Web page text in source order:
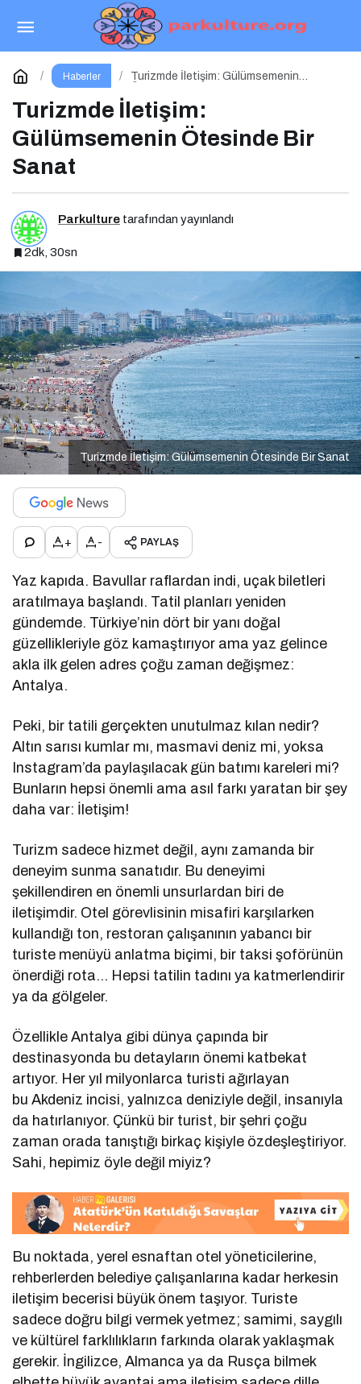
Haberler
Turizmde İletişim: Gülümsemenin
Turizmde İletişim:
Gülümsemenin Ötesinde Bir
Sanat
Parkulture tarafından yayınlandı
2dk, 30sn
Turizmde İletişim: Gülümsemenin Ötesinde Bir Sanat
+ - PAYLAŞ
Yaz kapıda. Bavullar raflardan indi, uçak biletleri
aratılmaya başlandı. Tatil planları yeniden
gündemde. Türkiye’nin dört bir yanı doğal
güzellikleriyle göz kamaştırıyor ama yaz gelince
akla ilk gelen adres çoğu zaman değişmez:
Antalya.
Peki, bir tatili gerçekten unutulmaz kılan nedir?
Altın sarısı kumlar mı, masmavi deniz mi, yoksa
Instagram’da paylaşılacak gün batımı kareleri mi?
Bunların hepsi önemli ama asıl farkı yaratan bir şey
daha var: İletişim!
Turizm sadece hizmet değil, aynı zamanda bir
deneyim sunma sanatıdır. Bu deneyimi
şekillendiren en önemli unsurlardan biri de
iletişimdir. Otel görevlisinin misafiri karşılarken
kullandığı ton, restoran çalışanının yabancı bir
turiste menüyü anlatma biçimi, bir taksi şoförünün
önerdiği rota… Hepsi tatilin tadını ya katmerlendirir
ya da gölgeler.
Özellikle Antalya gibi dünya çapında bir
destinasyonda bu detayların önemi katbekat
artıyor. Her yıl milyonlarca turisti ağırlayan
bu Akdeniz incisi, yalnızca deniziyle değil, insanıyla
da hatırlanıyor. Çünkü bir turist, bir şehri çoğu
zaman orada tanıştığı birkaç kişiyle özdeşleştiriyor.
Sahi, hepimiz öyle değil miyiz?
Bu noktada, yerel esnaftan otel yöneticilerine,
rehberlerden belediye çalışanlarına kadar herkesin
iletişim becerisi büyük önem taşıyor. Turiste
sadece doğru bilgi vermek yetmez; samimi, saygılı
ve kültürel farklılıkların farkında olarak yaklaşmak
gerekir. İngilizce, Almanca ya da Rusça bilmek
Güzel Antalya Yenilenen Arayüzü ve Formatıyla
Yayında
Yorum Yap